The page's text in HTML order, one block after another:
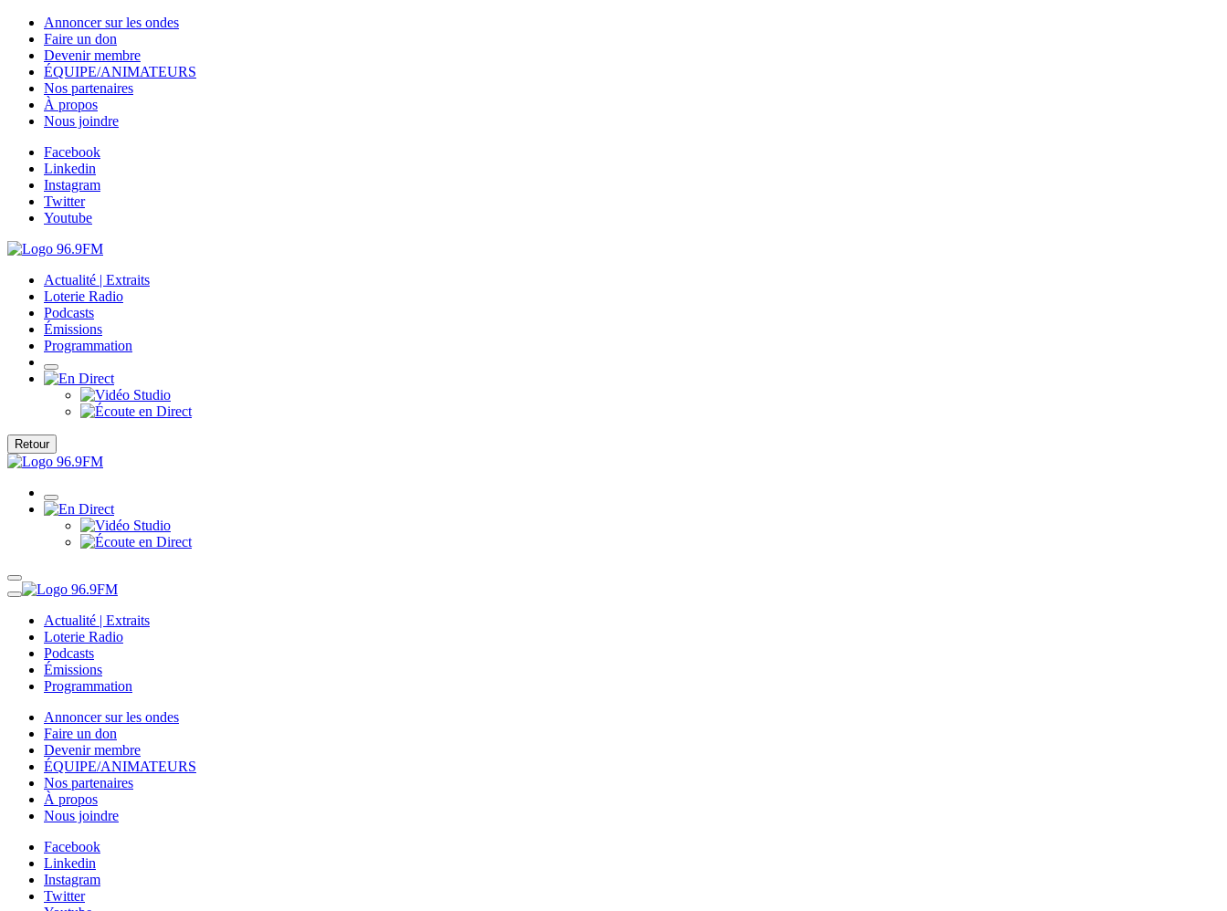
Annoncer sur les ondes
Faire un don
Devenir membre
ÉQUIPE/ANIMATEURS
Nos partenaires
À propos
Nous joindre
Facebook
Linkedin
Instagram
Twitter
Youtube
Actualité | Extraits
Loterie Radio
Podcasts
Émissions
Programmation
Retour
Actualité | Extraits
Loterie Radio
Podcasts
Émissions
Programmation
Annoncer sur les ondes
Faire un don
Devenir membre
ÉQUIPE/ANIMATEURS
Nos partenaires
À propos
Nous joindre
Facebook
Linkedin
Instagram
Twitter